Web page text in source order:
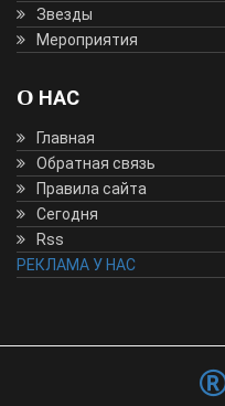
Звезды
Мероприятия
О НАС
Главная
Обратная связь
Правила сайта
Сегодня
Rss
РЕКЛАМА У НАС